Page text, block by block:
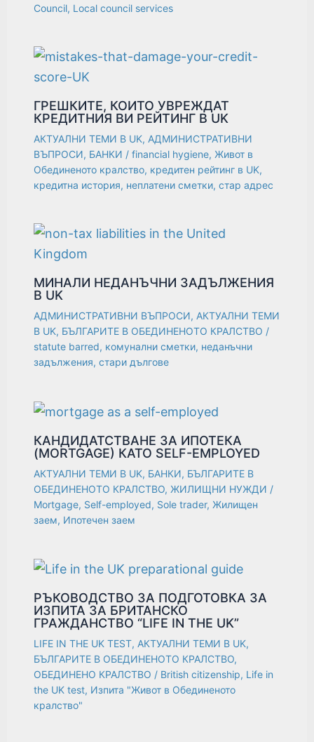
Council, Local council services
ГРЕШКИТЕ, КОИТО УВРЕЖДАТ
КРЕДИТНИЯ ВИ РЕЙТИНГ В UK
АКТУАЛНИ ТЕМИ В UK, АДМИНИСТРАТИВНИ
ВЪПРОСИ, БАНКИ /financial hygiene, Живот в
Обединеното кралство, кредитен рейтинг в UK,
кредитна история, неплатени сметки,стар адрес
МИНАЛИ НЕДАНЪЧНИ ЗАДЪЛЖЕНИЯ
В UK
АДМИНИСТРАТИВНИ ВЪПРОСИ, АКТУАЛНИ ТЕМИ
В UK, БЪЛГАРИТЕ В ОБЕДИНЕНОТО КРАЛСТВО /
statute barred, комунални сметки, неданъчни
задължения,стари дългове
КАНДИДАТСТВАНЕ ЗА ИПОТЕКА
(MORTGAGE) КАТО SELF-EMPLOYED
АКТУАЛНИ ТЕМИ В UK, БАНКИ, БЪЛГАРИТЕ В
ОБЕДИНЕНОТО КРАЛСТВО, ЖИЛИЩНИ НУЖДИ /
Mortgage, Self-employed, Sole trader, Жилищен
заем, Ипотечен заем
РЪКОВОДСТВО ЗА ПОДГОТОВКА ЗА
ИЗПИТА ЗА БРИТАНСКО
ГРАЖДАНСТВО “LIFE IN THE UK”
LIFE IN THE UK TEST, АКТУАЛНИ ТЕМИ В UK,
БЪЛГАРИТЕ В ОБЕДИНЕНОТО КРАЛСТВО,
ОБЕДИНЕНО КРАЛСТВО / British citizenship, Life in
the UK test, Изпита "Живот в Обединеното
кралство"